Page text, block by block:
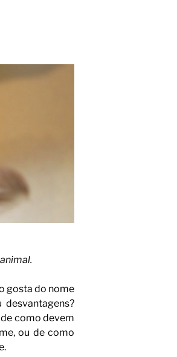
gosta do nome
como devem
ou de como